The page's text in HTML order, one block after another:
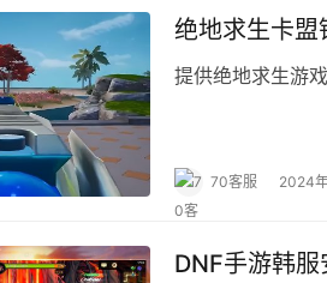
绝地求生卡
提供绝地求生游
70客服 2024
DNF手游韩